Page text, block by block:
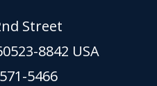
Street
8842 USA
5466